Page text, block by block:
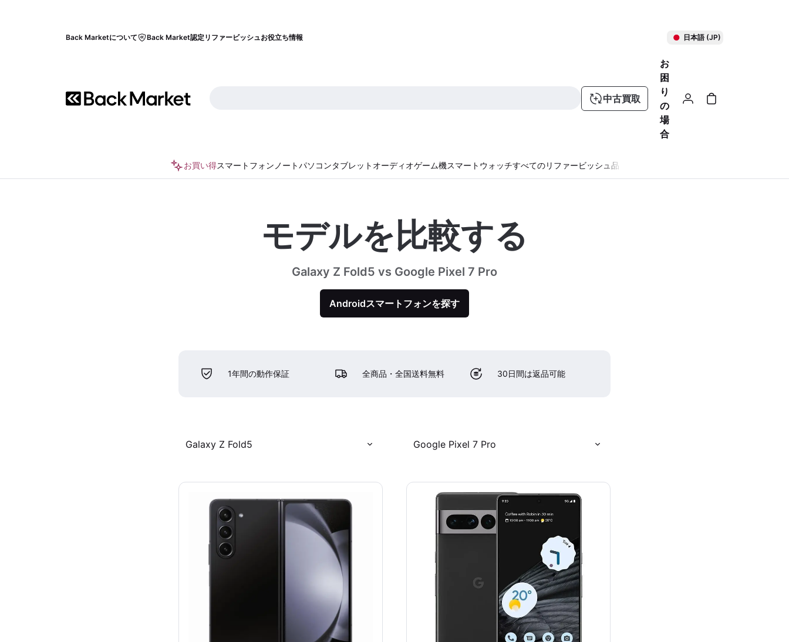
Back Marketについて Back Market認定リファービッシュお役立ち情報 日本語 (JP)
中古買取
お
困
り
の
場
合
お買い得スマートフォン ノートパソコンタブレット オーディオゲーム機スマートウォッチすべてのリファービッシュ品
モデルを比較する
Galaxy Z Fold5 vs Google Pixel 7 Pro
Androidスマートフォンを探す
1年間の動作保証 全商品・全国送料無料 30日間は返品可能
Galaxy Z Fold5 Google Pixel 7 Pro